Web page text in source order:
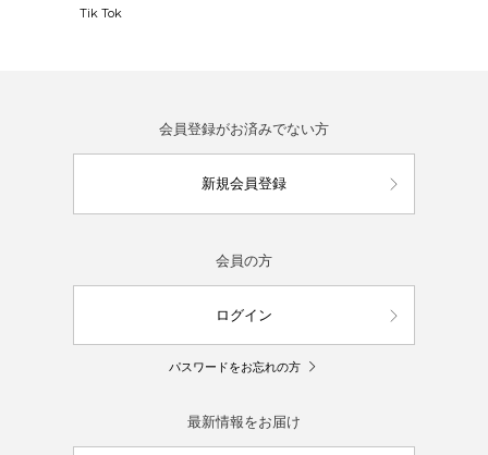
Tik Tok
会員登録がお済みでない方
新規会員登録
会員の方
ログイン
パスワードをお忘れの方
最新情報をお届け